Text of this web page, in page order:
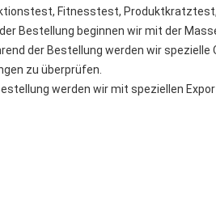
Fitnesstest,
Bestellung beginnen wir mit der
der Bestellung werden wir
zu überprüfen.
werden wir mit speziellen